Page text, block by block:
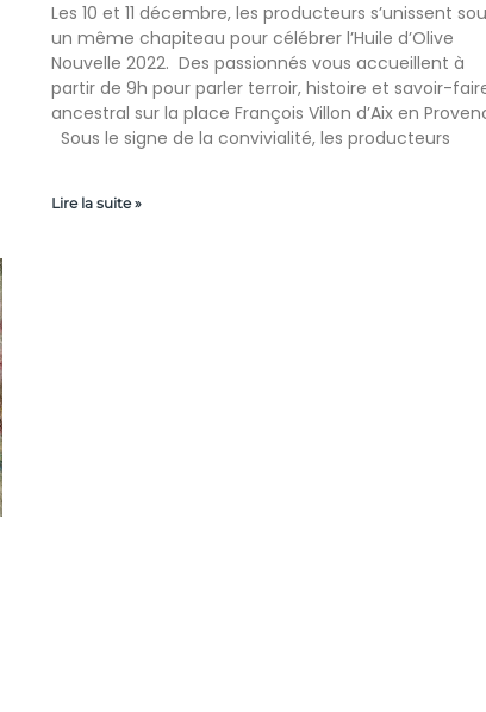
Les 10 et 11 décembre, les producteurs s’unissent
un même chapiteau pour célébrer l’Huile d’Olive
Nouvelle 2022. Des passionnés vous accueillent à
partir de 9h pour parler terroir, histoire et savoir-
ancestral sur la place François Villon d’Aix en
Sous le signe de la convivialité, les producteurs
Lire la suite »